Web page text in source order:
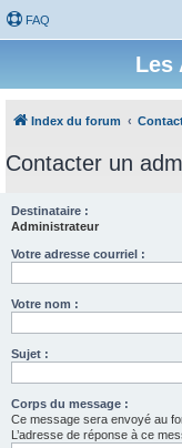
FAQ
Les
Index du forum
Contacter un
Destinataire :
Administrateur
Votre adresse courriel :
Votre nom :
Sujet :
Corps du message :
Ce message sera envoyé au
L’adresse de réponse à ce